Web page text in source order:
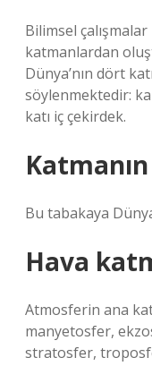
Bilimsel
katmanlardan
Dünya’nın dört
söylenmektedir:
katı iç çekirdek.
Bu tabakaya
Hava
Atmosferin ana
manyetosfer,
stratosfer,